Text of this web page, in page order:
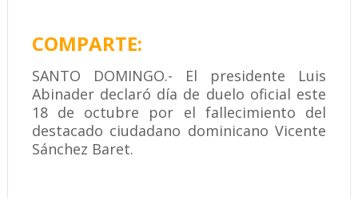
COMPARTE:
SANTO DOMINGO.- El presidente Luis
Abinader declaró día de duelo oficial este
18 de octubre por el fallecimiento del
destacado ciudadano dominicano Vicente
Sánchez Baret.